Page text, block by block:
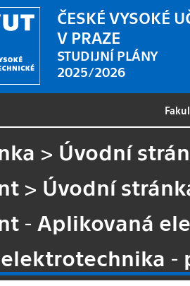
ČESKÉ VYSOKÉ
V PRAZE
STUDIJNÍ PLÁNY
2025/2026
> Úvodní
> Úvodní
- Aplikovaná
-